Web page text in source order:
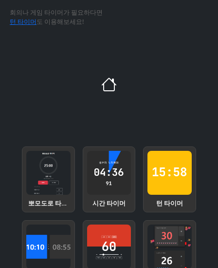
회의나 게임 타이머가 필요하다면
턴 타이머 도 이용해보세요!
뽀모도로 타이머 시간 타이머 턴 타이머